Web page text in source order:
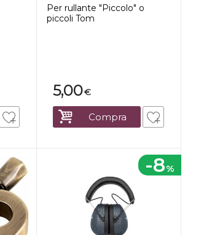
Per rullante "Piccolo" o
piccoli Tom
€
5,00
Compra
-8%